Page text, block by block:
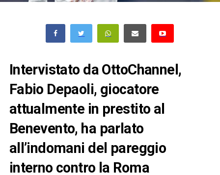
Intervistato da OttoChannel,
Fabio Depaoli, giocatore
attualmente in prestito al
Benevento, ha parlato
all’indomani del pareggio
interno contro la Roma